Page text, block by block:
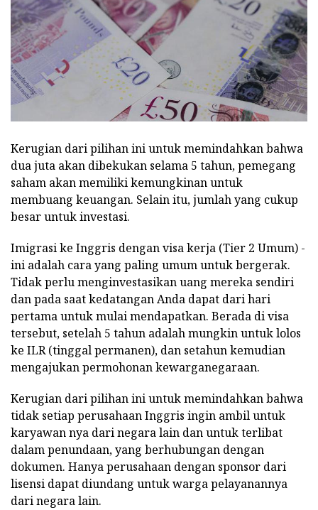
Kerugian dari pilihan ini untuk memindahkan bahwa
dua juta akan dibekukan selama 5 tahun, pemegang
saham akan memiliki kemungkinan untuk
membuang keuangan. Selain itu, jumlah yang cukup
besar untuk investasi.
Imigrasi ke Inggris dengan visa kerja (Tier 2 Umum) -
ini adalah cara yang paling umum untuk bergerak.
Tidak perlu menginvestasikan uang mereka sendiri
dan pada saat kedatangan Anda dapat dari hari
pertama untuk mulai mendapatkan. Berada di visa
tersebut, setelah 5 tahun adalah mungkin untuk lolos
ke ILR (tinggal permanen), dan setahun kemudian
mengajukan permohonan kewarganegaraan.
Kerugian dari pilihan ini untuk memindahkan bahwa
tidak setiap perusahaan Inggris ingin ambil untuk
karyawan nya dari negara lain dan untuk terlibat
dalam penundaan, yang berhubungan dengan
dokumen. Hanya perusahaan dengan sponsor dari
lisensi dapat diundang untuk warga pelayanannya
dari negara lain.